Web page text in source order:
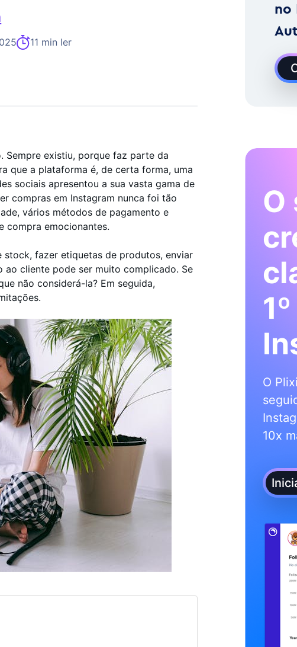
11 min ler
no
Sempre existiu, porque faz parte da
que a plataforma é, de certa forma, uma
sociais apresentou a sua vasta gama de
compras em Instagram nunca foi tão
vários métodos de pagamento e
compra emocionantes.
fazer etiquetas de produtos, enviar
ao cliente pode ser muito complicado. Se
não considerá-la? Em seguida,
O
O
10x